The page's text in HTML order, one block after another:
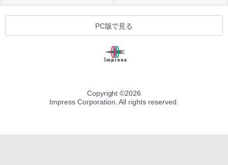
PC版で見る
Copyright ©2026
Impress Corporation. All rights reserved.